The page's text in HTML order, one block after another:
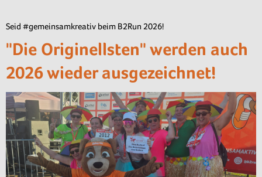
Seid #gemeinsamkreativ beim B2Run 2026!
"Die Originellsten" werden auch
2026 wieder ausgezeichnet!